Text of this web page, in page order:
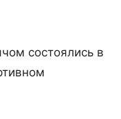
состоялись в